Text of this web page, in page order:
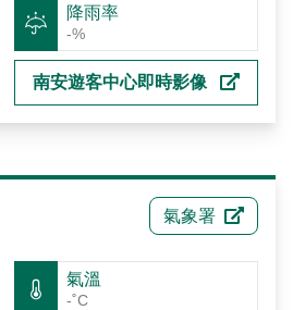
降雨率
-%
南安遊客中心即時影像
氣象署
氣溫
-˚C